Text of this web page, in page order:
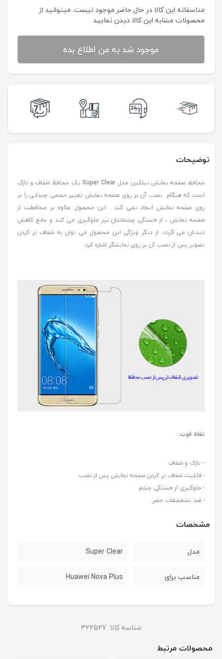
متاسفانه این کالا در حال حاضر موجود نیست. می‍توانید از
محصولات مشابه این کالا دیدن نمایید
موجود شد به من اطلاع بده
توضیحات
محافظ صفحه نمایش نیلکین مدلSuper Clearیک محافظ شفاف و نازک
است که هنگام نصب آن بر روی صفحه نمایش تغییر حجمی چندانی را بر
روی صفحه نمایش ایجاد نمی کند . این محصول علاوه بر محافظت از
صفحه نمایش ، از خستگی چشمانتان نیز جلوگیری می کند و مانع کاهش
دیدتان می گردد. از دیگر ویژگی این محصول می توان به شفاف تر کردن
تصویر پس از نصب آن بر روی نمایشگر اشاره کرد.
تقاط قوت :
- نازک و شفاف
- قابلیت شفاف تر کردن صفحه نمایش پس از نصب
- جلوگیری از خستگی چشم
- ضد تشعشعات مضر
مشخصات
مدل Super Clear
مناسب برای Huawei Nova Plus
شناسه کالا: 322527
محصولات مرتبط